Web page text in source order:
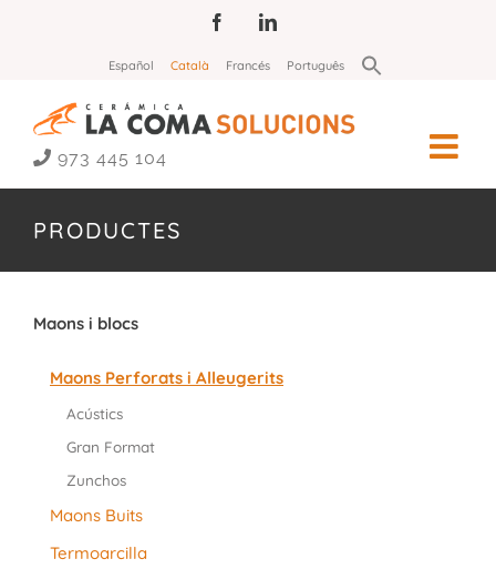
FacebookLinkedIn
Español Català Francés Português Search
for:
973 445 104
PRODUCTES
Maons i blocs
Maons Perforats i Alleugerits
Acústics
Gran Format
Zunchos
Maons Buits
Termoarcilla